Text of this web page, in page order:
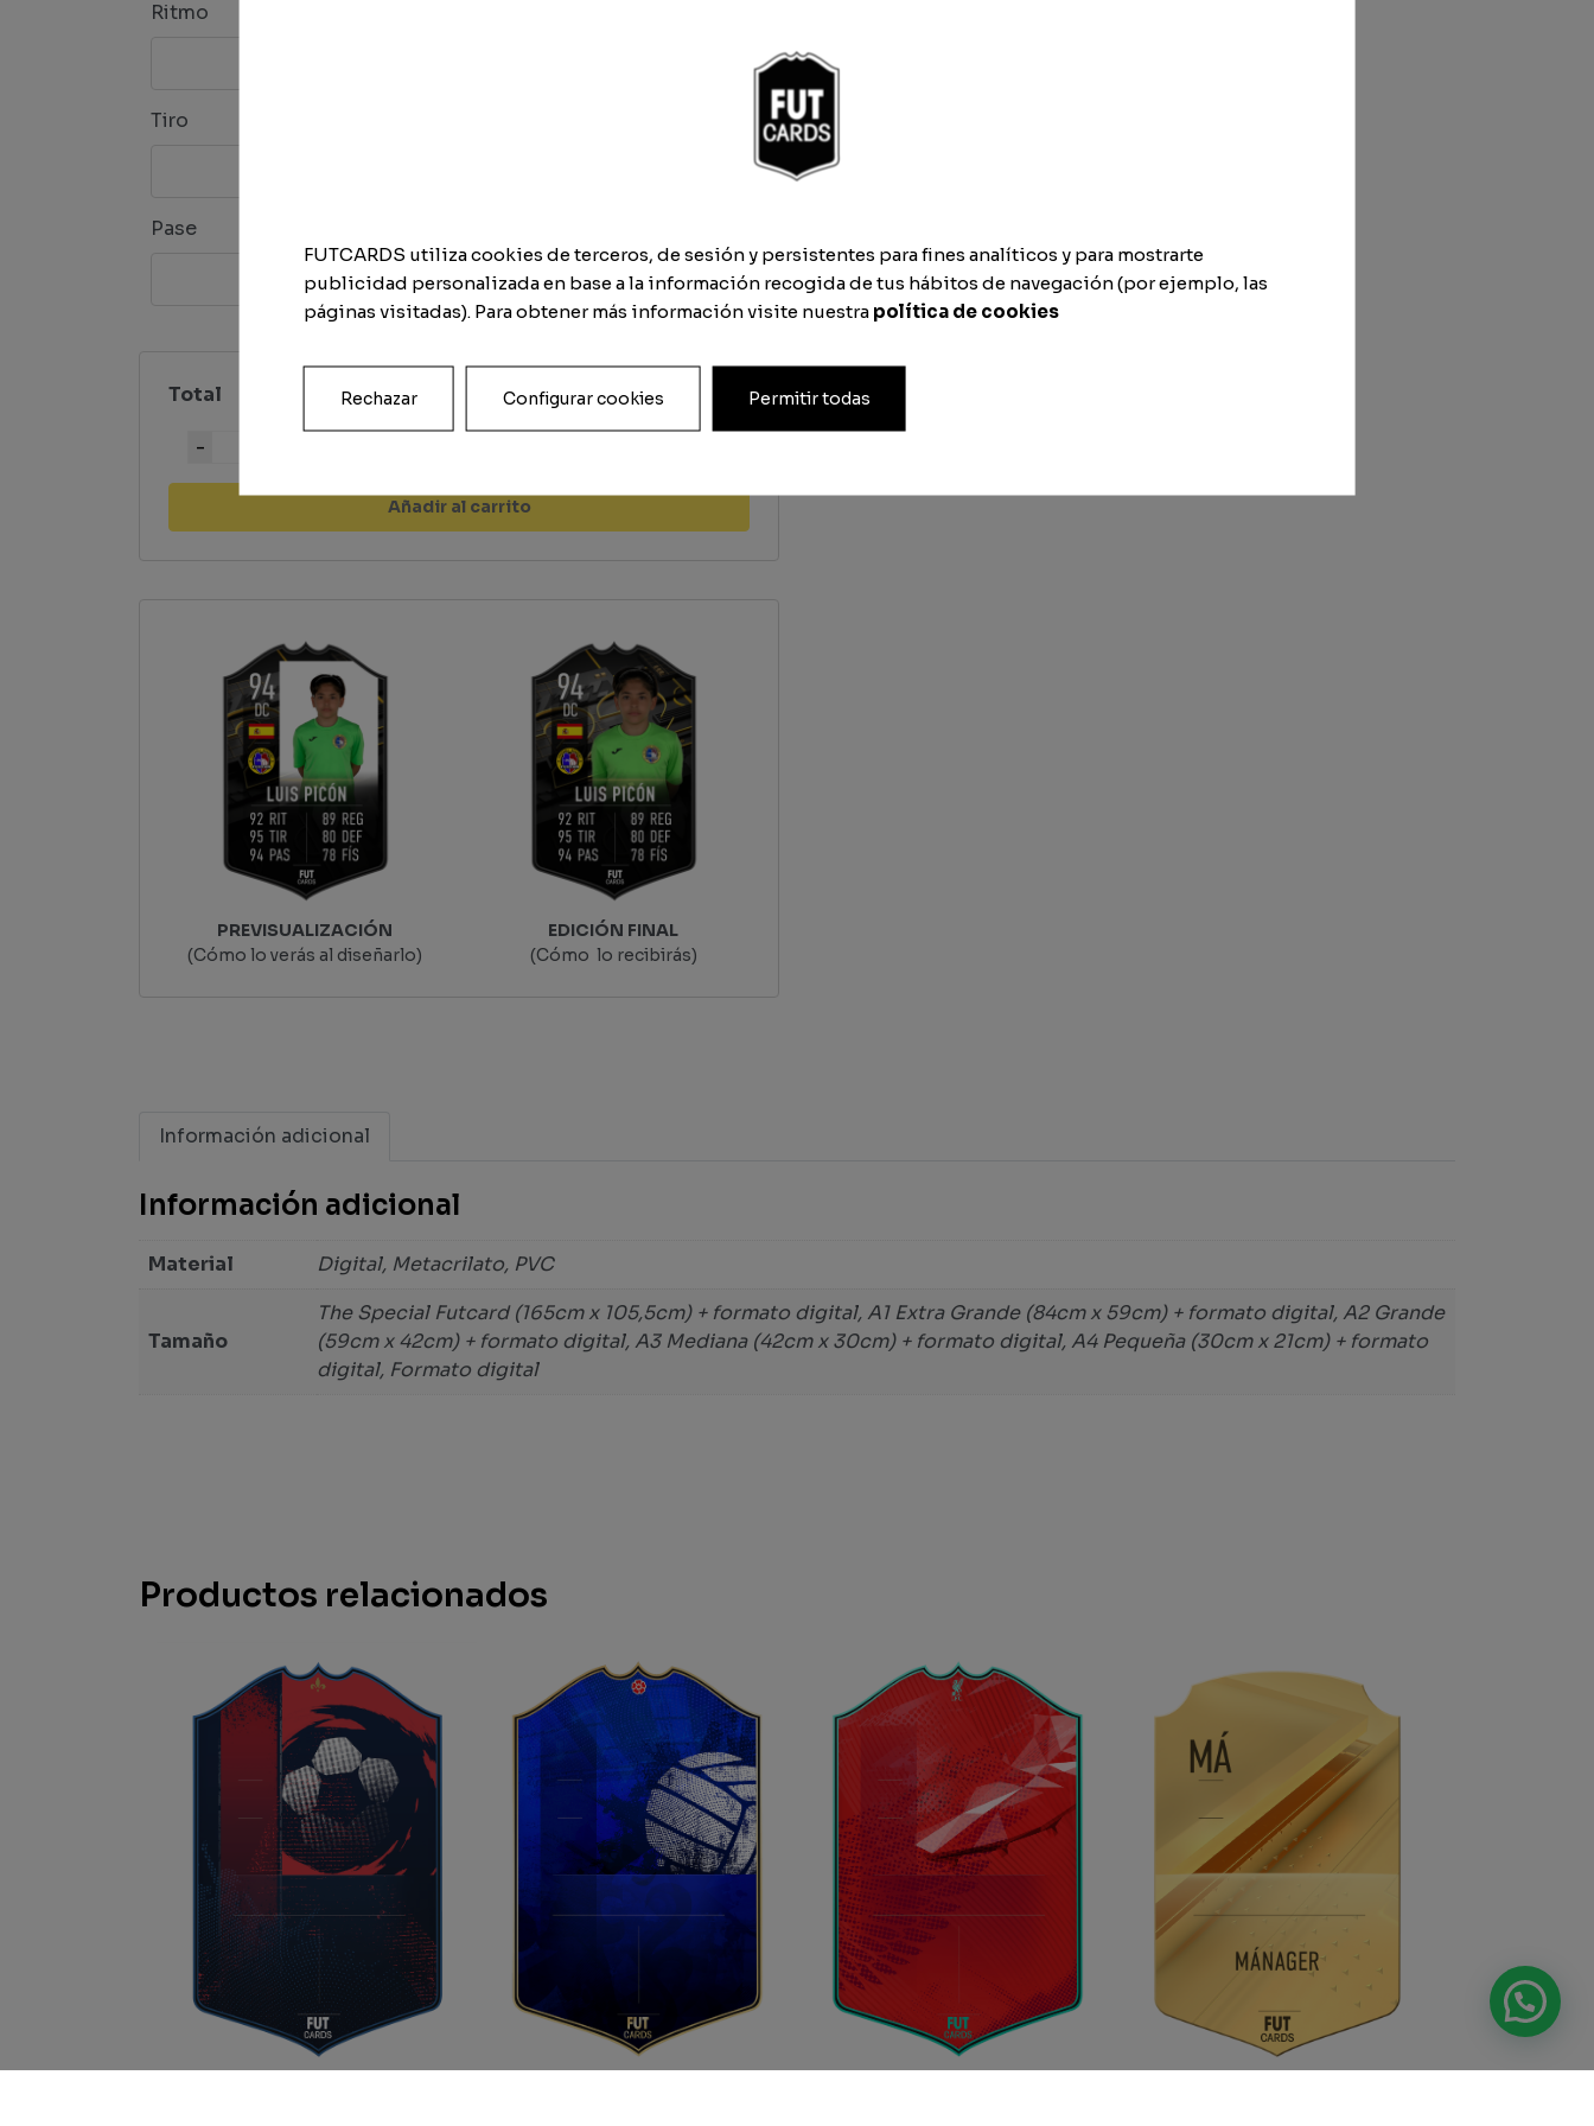
Ritmo
Tiro
Pase
Total
Cantidad
Añadir al carrito
PREVISUALIZACIÓN
(Cómo lo verás al diseñarlo)
EDICIÓN FINAL
(Cómo lo recibirás)
Información adicional
Información adicional
Material Digital, Metacrilato, PVC
Tamaño
The Special Futcard (165cm x 105,5cm) + formato digital, A1 Extra Grande (84cm x 59cm) + formato digital, A2 Grande
(59cm x 42cm) + formato digital, A3 Mediana (42cm x 30cm) + formato digital, A4 Pequeña (30cm x 21cm) + formato
digital, Formato digital
Productos relacionados
FUTCARDS utiliza cookies de terceros, de sesión y persistentes para fines analíticos y para mostrarte
publicidad personalizada en base a la información recogida de tus hábitos de navegación (por ejemplo, las
páginas visitadas). Para obtener más información visite nuestra política de cookies
Rechazar Configurar cookies Permitir todas